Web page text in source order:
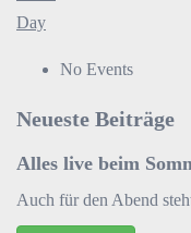
Day
No Events
Neueste Beiträge
Alles live beim
Auch für den Abend